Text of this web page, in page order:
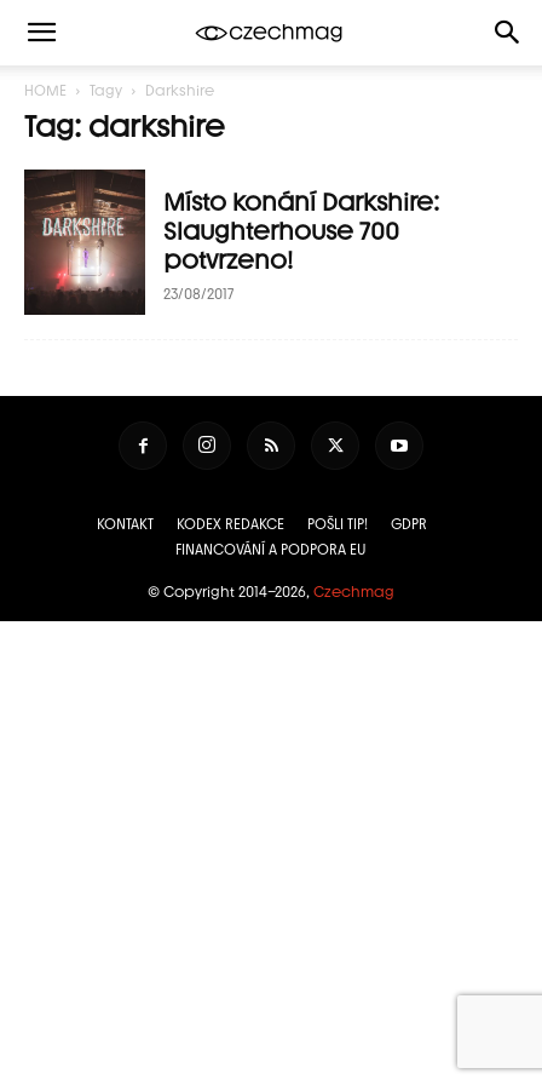
HOME Tagy Darkshire
Tag: darkshire
Místo konání Darkshire:
Slaughterhouse 700
potvrzeno!
23/08/2017
KONTAKT KODEX REDAKCE POŠLI TIP!
GDPR
FINANCOVÁNÍ A PODPORA EU
© Copyright 2014–2026, Czechmag